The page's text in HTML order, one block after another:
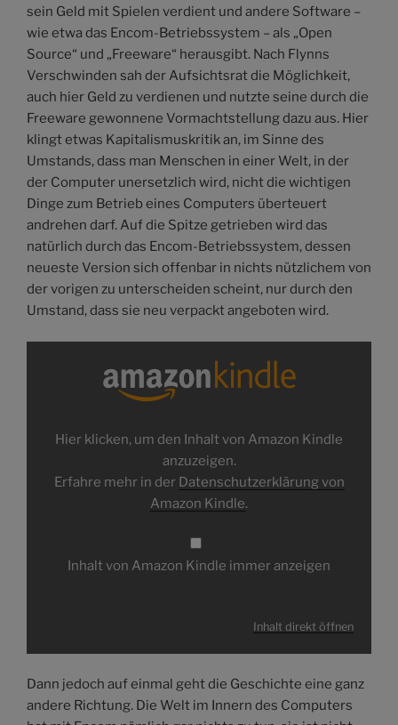
sein Geld mit Spielen verdient und andere Software –
wie etwa das Encom-Betriebssystem – als „Open
Source“ und „Freeware“ herausgibt. Nach Flynns
Verschwinden sah der Aufsichtsrat die Möglichkeit,
auch hier Geld zu verdienen und nutzte seine durch die
Freeware gewonnene Vormachtstellung dazu aus. Hier
klingt etwas Kapitalismuskritik an, im Sinne des
Umstands, dass man Menschen in einer Welt, in der
der Computer unersetzlich wird, nicht die wichtigen
Dinge zum Betrieb eines Computers überteuert
andrehen darf. Auf die Spitze getrieben wird das
natürlich durch das Encom-Betriebssystem, dessen
neueste Version sich offenbar in nichts nützlichem von
der vorigen zu unterscheiden scheint, nur durch den
Umstand, dass sie neu verpackt angeboten wird.
Inhalt
Hier klicken, um den Inhalt von Amazon Kindle
anzuzeigen.
Erfahre mehr in der Datenschutzerklärung von
Amazon Kindle.
Inhalt von Amazon Kindle immer anzeigen
Inhalt direkt öffnen
Dann jedoch auf einmal geht die Geschichte eine ganz
andere Richtung. Die Welt im Innern des Computers